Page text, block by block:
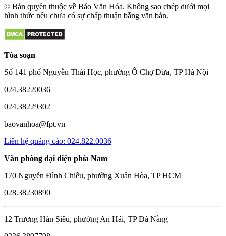
© Bản quyền thuộc về Báo Văn Hóa. Không sao chép dưới mọi
hình thức nếu chưa có sự chấp thuận bằng văn bản.
Tòa soạn
Số 141 phố Nguyễn Thái Học, phường Ô Chợ Dừa, TP Hà Nội
024.38220036
024.38229302
baovanhoa@fpt.vn
Liên hệ quảng cáo: 024.822.0036
Văn phòng đại diện phía Nam
170 Nguyễn Đình Chiểu, phường Xuân Hòa, TP HCM
028.38230890
12 Trương Hán Siêu, phường An Hải, TP Đà Nẵng